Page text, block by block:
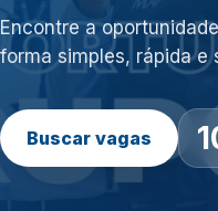
Encontre a
forma simples, rápida e
Buscar vagas